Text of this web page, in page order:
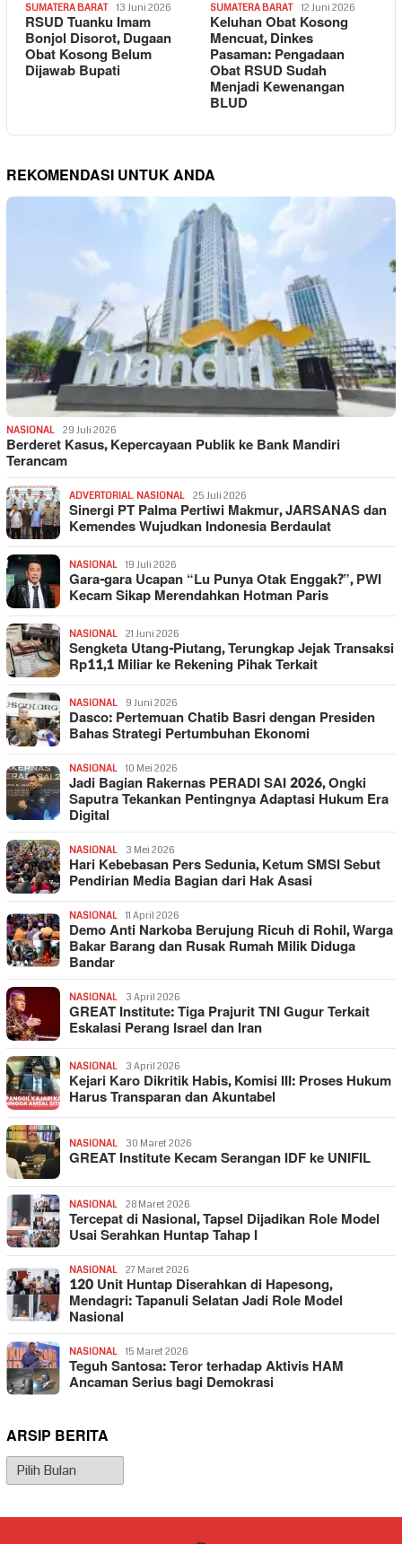
SUMATERA BARAT 13 Juni 2026
RSUD Tuanku Imam
Bonjol Disorot, Dugaan
Obat Kosong Belum
Dijawab Bupati
SUMATERA BARAT 12 Juni 2026
Keluhan Obat Kosong
Mencuat, Dinkes
Pasaman: Pengadaan
Obat RSUD Sudah
Menjadi Kewenangan
BLUD
REKOMENDASI UNTUK ANDA
NASIONAL 29 Juli 2026
Berderet Kasus, Kepercayaan Publik ke Bank Mandiri
Terancam
ADVERTORIAL, NASIONAL 25 Juli 2026
Sinergi PT Palma Pertiwi Makmur, JARSANAS dan
Kemendes Wujudkan Indonesia Berdaulat
NASIONAL 19 Juli 2026
Gara-gara Ucapan “Lu Punya Otak Enggak?”, PWI
Kecam Sikap Merendahkan Hotman Paris
NASIONAL 21 Juni 2026
Sengketa Utang-Piutang, Terungkap Jejak Transaksi
Rp11,1 Miliar ke Rekening Pihak Terkait
NASIONAL 9 Juni 2026
Dasco: Pertemuan Chatib Basri dengan Presiden
Bahas Strategi Pertumbuhan Ekonomi
NASIONAL 10 Mei 2026
Jadi Bagian Rakernas PERADI SAI 2026, Ongki
Saputra Tekankan Pentingnya Adaptasi Hukum Era
Digital
NASIONAL 3 Mei 2026
Hari Kebebasan Pers Sedunia, Ketum SMSI Sebut
Pendirian Media Bagian dari Hak Asasi
NASIONAL 11 April 2026
Demo Anti Narkoba Berujung Ricuh di Rohil, Warga
Bakar Barang dan Rusak Rumah Milik Diduga
Bandar
NASIONAL 3 April 2026
GREAT Institute: Tiga Prajurit TNI Gugur Terkait
Eskalasi Perang Israel dan Iran
NASIONAL 3 April 2026
Kejari Karo Dikritik Habis, Komisi III: Proses Hukum
Harus Transparan dan Akuntabel
NASIONAL 30 Maret 2026
GREAT Institute Kecam Serangan IDF ke UNIFIL
NASIONAL 28 Maret 2026
Tercepat di Nasional, Tapsel Dijadikan Role Model
Usai Serahkan Huntap Tahap I
NASIONAL 27 Maret 2026
120 Unit Huntap Diserahkan di Hapesong,
Mendagri: Tapanuli Selatan Jadi Role Model
Nasional
NASIONAL 15 Maret 2026
Teguh Santosa: Teror terhadap Aktivis HAM
Ancaman Serius bagi Demokrasi
ARSIP BERITA
Arsip
Berita